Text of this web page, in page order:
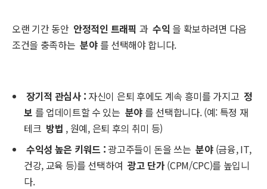
오랜 기간 동안 안정적인 트래픽 과 수익 을 확보하려면 다음
조건을 충족하는 분야를 선택해야 합니다.
장기적 관심사 : 자신이 은퇴 후에도 계속 흥미를 가지고 정
보 를 업데이트할 수 있는 분야를 선택합니다. (예: 특정 재
테크 방법 , 원예, 은퇴 후의 취미 등)
수익성 높은 키워드 :광고주들이 돈을 쓰는 분야 (금융, IT,
건강, 교육 등)를 선택하여 광고 단가 (CPM/CPC)를 높입니
다.